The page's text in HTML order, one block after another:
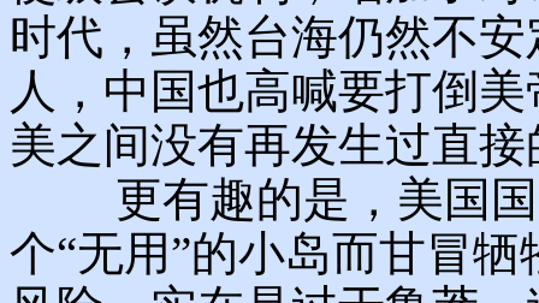
时代，虽然台海仍然不
人，中国也高喊要打倒
美之间没有再发生过直
更有趣的是，美国国
个“无用”的小岛而甘冒